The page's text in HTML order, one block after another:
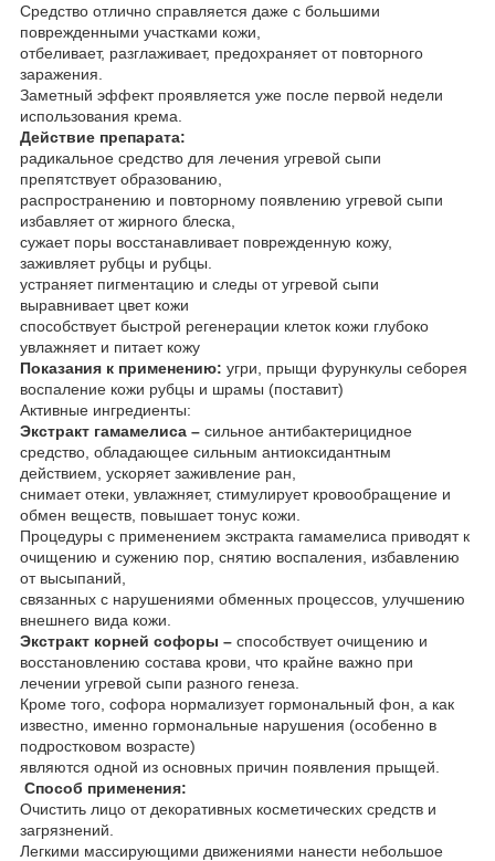
Средство отлично справляется даже с большими
поврежденными участками кожи,
отбеливает, разглаживает, предохраняет от повторного
заражения.
Заметный эффект проявляется уже после первой недели
использования крема.
Действие препарата:
радикальное средство для лечения угревой сыпи
препятствует образованию,
распространению и повторному появлению угревой сыпи
избавляет от жирного блеска,
сужает поры восстанавливает поврежденную кожу,
заживляет рубцы и рубцы.
устраняет пигментацию и следы от угревой сыпи
выравнивает цвет кожи
способствует быстрой регенерации клеток кожи глубоко
увлажняет и питает кожу
Показания к применению: угри, прыщи фурункулы себорея
воспаление кожи рубцы и шрамы (поставит)
Активные ингредиенты:
Экстракт гамамелиса – сильное антибактерицидное
средство, обладающее сильным антиоксидантным
действием, ускоряет заживление ран,
снимает отеки, увлажняет, стимулирует кровообращение и
обмен веществ, повышает тонус кожи.
Процедуры с применением экстракта гамамелиса приводят к
очищению и сужению пор, снятию воспаления, избавлению
от высыпаний,
связанных с нарушениями обменных процессов, улучшению
внешнего вида кожи.
Экстракт корней софоры – способствует очищению и
восстановлению состава крови, что крайне важно при
лечении угревой сыпи разного генеза.
Кроме того, софора нормализует гормональный фон, а как
известно, именно гормональные нарушения (особенно в
подростковом возрасте)
являются одной из основных причин появления прыщей.
Способ применения:
Очистить лицо от декоративных косметических средств и
загрязнений.
Легкими массирующими движениями нанести небольшое